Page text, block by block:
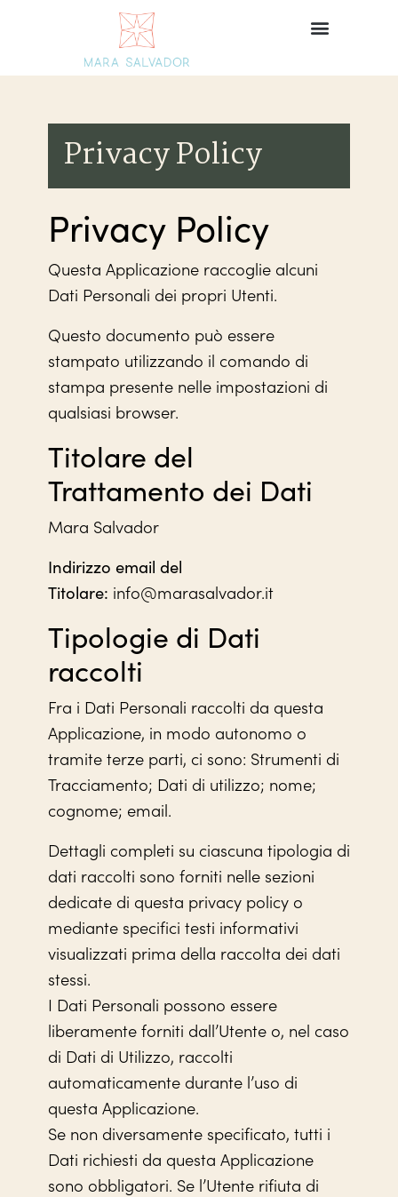
Privacy Policy
Privacy Policy
Questa Applicazione raccoglie alcuni
Dati Personali dei propri Utenti.
Questo documento può essere
stampato utilizzando il comando di
stampa presente nelle impostazioni di
qualsiasi browser.
Titolare del
Trattamento dei Dati
Mara Salvador
Indirizzo email del
Titolare: info@marasalvador.it
Tipologie di Dati
raccolti
Fra i Dati Personali raccolti da questa
Applicazione, in modo autonomo o
tramite terze parti, ci sono: Strumenti di
Tracciamento; Dati di utilizzo; nome;
cognome; email.
Dettagli completi su ciascuna tipologia di
dati raccolti sono forniti nelle sezioni
dedicate di questa privacy policy o
mediante specifici testi informativi
visualizzati prima della raccolta dei dati
stessi.
I Dati Personali possono essere
liberamente forniti dall’Utente o, nel caso
di Dati di Utilizzo, raccolti
automaticamente durante l’uso di
questa Applicazione.
Se non diversamente specificato, tutti i
Dati richiesti da questa Applicazione
sono obbligatori. Se l’Utente rifiuta di